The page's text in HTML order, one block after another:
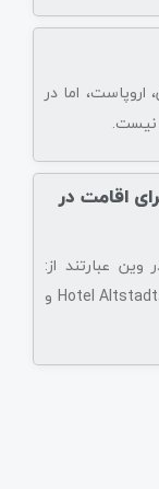
اما در
نیست.
اقامت در
عبارتند از:
Hotel Altstadt، Hotel Beethoven، Hollmann Beletage و